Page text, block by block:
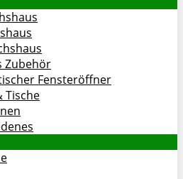
Zubehör
Fensteröffner
Tische